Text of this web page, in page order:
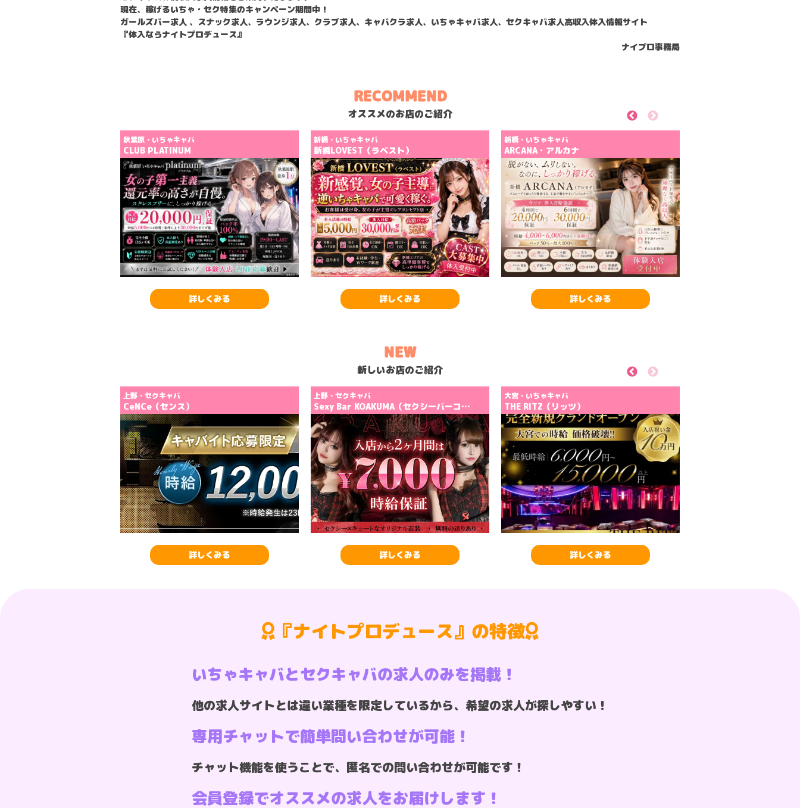
現在、稼げるいちゃ・セク特集のキャンペーン期間中！
ガールズバー求人 、スナック求人、ラウンジ求人、クラブ求人、キャバクラ求人、いちゃキャバ求人、セクキャバ求人高収入体入情報サイト
『体入ならナイトプロデュース』
ナイプロ事務局
RECOMMEND
オススメのお店のご紹介 Previous
秋葉原・いちゃキャバ
CLUB PLATINUM
詳しくみる
新橋・いちゃキャバ
新橋LOVEST（ラベスト）
詳しくみる
新橋・いちゃキャバ
ARCANA・アルカナ
詳しくみる
NEW
新しいお店のご紹介 Previous
上野・セクキャバ
CeNCe（センス）
詳しくみる
上野・セクキャバ
Sexy Bar KOAKUMA（セクシーバーコ…
詳しくみる
大宮・いちゃキャバ
THE RITZ（リッツ）
詳しくみる
『ナイトプロデュース』の特徴
いちゃキャバとセクキャバの求人のみを掲載！
他の求人サイトとは違い業種を限定しているから、希望の求人が探しやすい！
専用チャットで簡単問い合わせが可能！
チャット機能を使うことで、匿名での問い合わせが可能です！
会員登録でオススメの求人をお届けします！